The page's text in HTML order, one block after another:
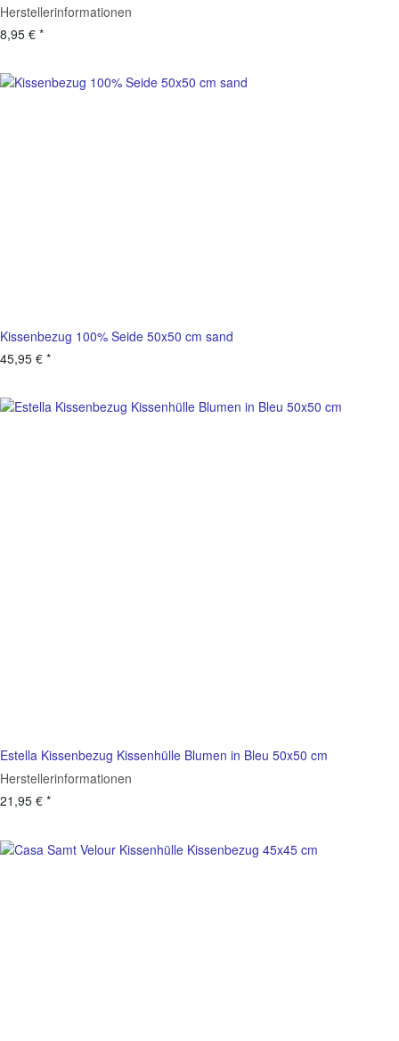
Herstellerinformationen
8,95 € *
Kissenbezug 100% Seide 50x50 cm sand
45,95 € *
Estella Kissenbezug Kissenhülle Blumen in Bleu 50x50 cm
Herstellerinformationen
21,95 € *